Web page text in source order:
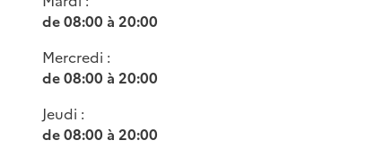
de 08:00 à 20:00
Mercredi :
de 08:00 à 20:00
Jeudi :
de 08:00 à 20:00